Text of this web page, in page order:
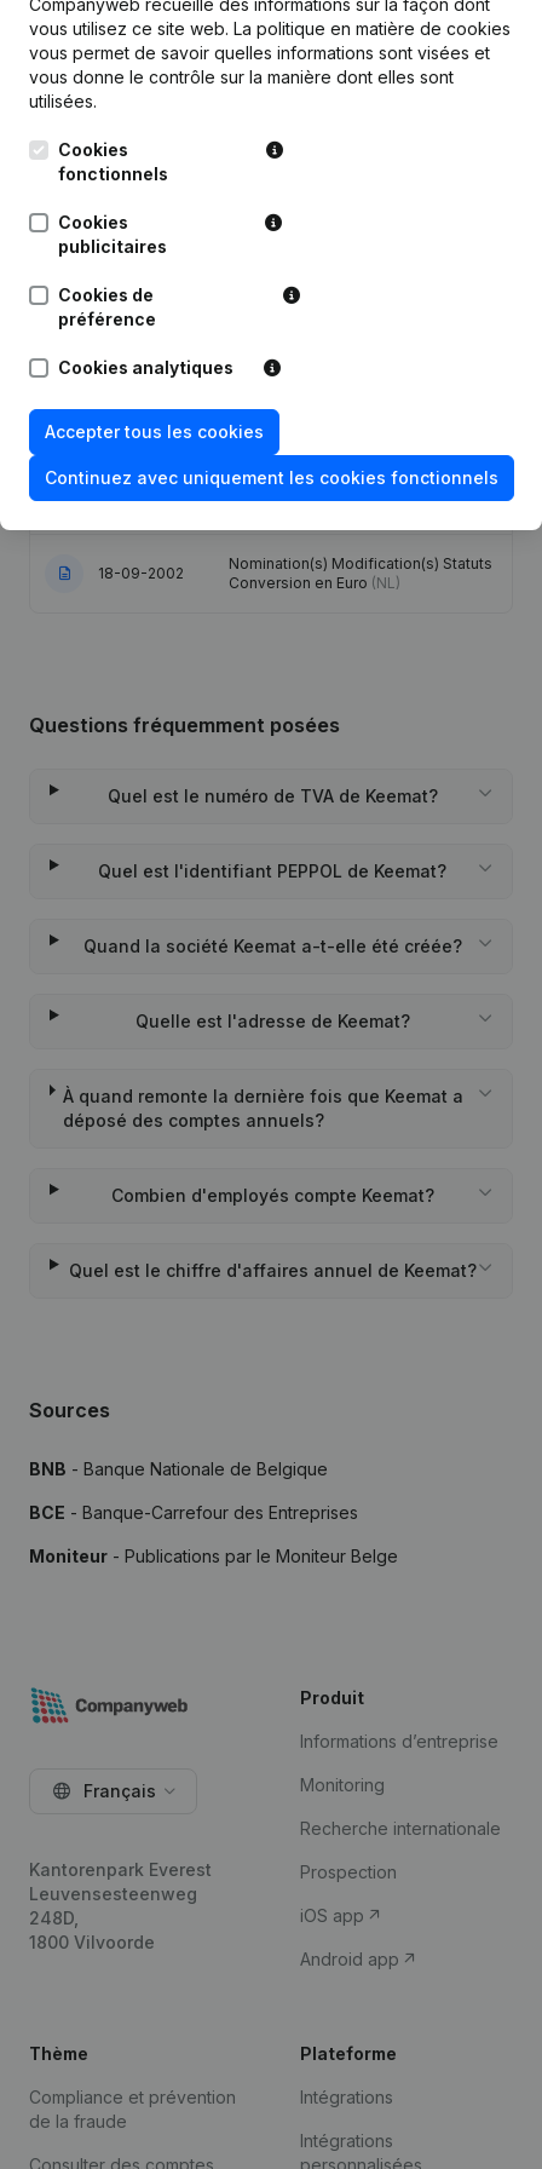
Publications de Keemat
26-07-2018
Modifications, …)
21-08-2015
Coordination, Autres Modifications,
20-03-2014
Appellation - Demissions -
Coordination, Autres Modifications,
…)(NL)
18-09-2002
Nomination(s) Modification(s) Statuts
Conversion en Euro (NL)
Questions fréquemment posées
Quel est le numéro de TVA de Keemat?
Quel est l'identifiant PEPPOL de Keemat?
Quand la société Keemat a-t-elle été créée?
Quelle est l'adresse de Keemat?
À quand remonte la dernière fois que Keemat a
déposé des comptes annuels?
Combien d'employés compte Keemat?
Quel est le chiffre d'affaires annuel de Keemat?
Sources
BNB - Banque Nationale de Belgique
BCE - Banque-Carrefour des Entreprises
Moniteur - Publications par le Moniteur Belge
vous utilisez ce site web. La politique en matière de cookies
vous permet de savoir quelles informations sont visées et
vous donne le contrôle sur la manière dont elles sont
utilisées.
Cookies
fonctionnels
Cookies
publicitaires
Cookies de
préférence
Cookies analytiques
Accepter tous les cookies
Continuez avec uniquement les cookies fonctionnels
Français
Kantorenpark Everest
Leuvensesteenweg
248D,
1800 Vilvoorde
Produit
Informations d’entreprise
Monitoring
Recherche internationale
Prospection
iOS app
Android app
Thème
Compliance et prévention
de la fraude
Consulter des comptes
Plateforme
Intégrations
Intégrations
personnalisées